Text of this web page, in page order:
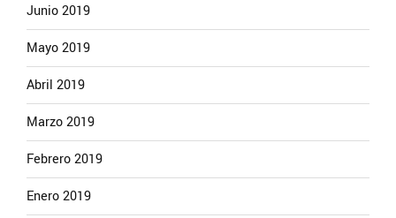
Junio 2019
Mayo 2019
Abril 2019
Marzo 2019
Febrero 2019
Enero 2019